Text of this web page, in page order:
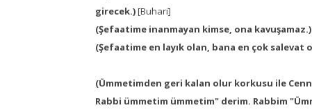
girecek.)[Buhari]
(Şefaatime inanmayan kimse, ona kavuşamaz.)
(Şefaatime en layık olan, bana en çok salevat
(Ümmetimden geri kalan olur korkusu ile
Rabbi ümmetim ümmetim" derim. Rabbim